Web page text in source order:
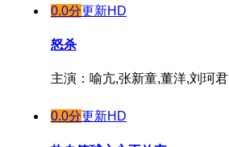
0.0分更新HD
怒杀
主演：喻亢,张新童,董洋,刘珂君
0.0分更新HD